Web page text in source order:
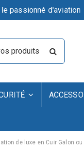
passionné d'aviation
de luxe en Cuir Galon